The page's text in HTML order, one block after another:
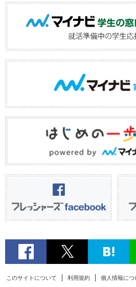
このサイトについて 利用規約 個人情報につ